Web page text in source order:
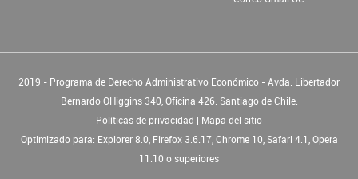
2019 - Programa de Derecho Administrativo Económico - Avda. Libertador
Bernardo OHiggins 340, Oficina 426. Santiago de Chile.
Políticas de privacidad | Mapa del sitio
Optimizado para: Explorer 8.0, Firefox 3.6.17, Chrome 10, Safari 4.1, Opera
11.10 o superiores